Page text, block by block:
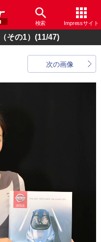
検索 Impressサイト
その1） (11/47)
次の画像